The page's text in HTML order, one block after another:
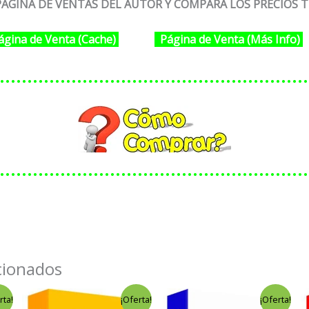
DE VENTAS DEL AUTOR Y COMPARA LOS PRECIOS
de Venta (Cache) Página de Venta (Más Info)
¡Oferta!
El
El
¡Oferta!